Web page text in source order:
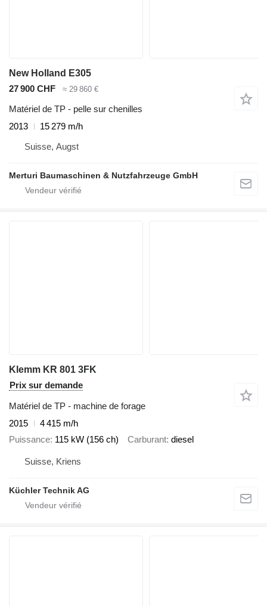
New Holland E305
27 900 CHF
≈ 29 860 €
Matériel de TP - pelle sur chenilles
2013
15 279 m/h
Suisse, Augst
Merturi Baumaschinen & Nutzfahrzeuge GmbH
Klemm KR 801 3FK
Prix sur demande
Matériel de TP - machine de forage
2015
4 415 m/h
Puissance 115 kW (156 ch) Carburant diesel
Suisse, Kriens
Küchler Technik AG